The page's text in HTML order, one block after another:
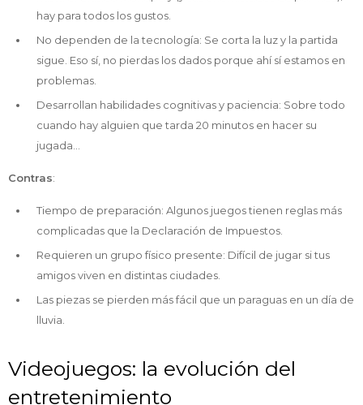
hay para todos los gustos.
No dependen de la tecnología: Se corta la luz y la partida
sigue. Eso sí, no pierdas los dados porque ahí sí estamos en
problemas.
Desarrollan habilidades cognitivas y paciencia: Sobre todo
cuando hay alguien que tarda 20 minutos en hacer su
jugada...
Contras:
Tiempo de preparación: Algunos juegos tienen reglas más
complicadas que la Declaración de Impuestos.
Requieren un grupo físico presente: Difícil de jugar si tus
amigos viven en distintas ciudades.
Las piezas se pierden más fácil que un paraguas en un día de
lluvia.
Videojuegos: la evolución del
entretenimiento